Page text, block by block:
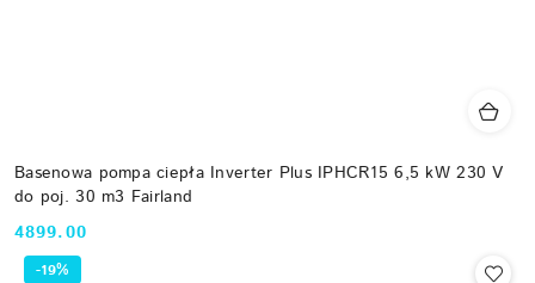
Basenowa pompa ciepła Inverter Plus IPHCR15 6,5 kW 230 V
do poj. 30 m3 Fairland
Cena:
4899.00
-19%